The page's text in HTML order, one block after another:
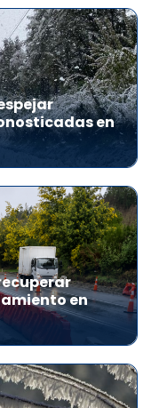
en
en